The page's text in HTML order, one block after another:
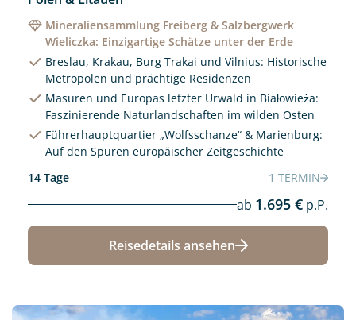
Mineraliensammlung Freiberg & Salzbergwerk
Wieliczka: Einzigartige Schätze unter der Erde
Breslau, Krakau, Burg Trakai und Vilnius: Historische
Metropolen und prächtige Residenzen
Masuren und Europas letzter Urwald in Białowieża:
Faszinierende Naturlandschaften im wilden Osten
Führerhauptquartier „Wolfsschanze“ & Marienburg:
Auf den Spuren europäischer Zeitgeschichte
14 Tage
1 TERMIN
ab 1.695 € p.P.
Reisedetails ansehen